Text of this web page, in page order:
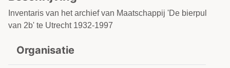
Inventaris van het archief van Maatschappij 'De bierpul
van 2b' te Utrecht 1932-1997
Organisatie